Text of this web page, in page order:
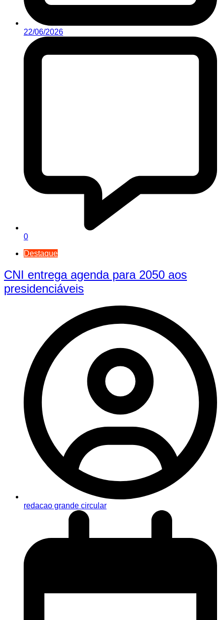
22/06/2026
0
Destaque
CNI entrega agenda para 2050 aos
presidenciáveis
redacao grande circular